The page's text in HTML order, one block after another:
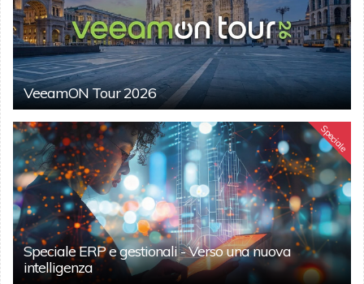
VeeamON Tour 2026
Speciale
Speciale ERP e gestionali - Verso una nuova
intelligenza